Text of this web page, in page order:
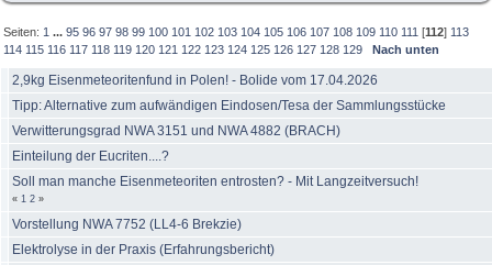
Seiten: 1 ...95 96 97 98 99 100 101 102 103 104 105 106 107 108 109 110 111 [112] 113
114 115 116 117 118 119 120 121 122 123 124 125 126 127 128 129 Nach unten
2,9kg Eisenmeteoritenfund in Polen! - Bolide vom 17.04.2026
Tipp: Alternative zum aufwändigen Eindosen/Tesa der Sammlungsstücke
Verwitterungsgrad NWA 3151 und NWA 4882 (BRACH)
Einteilung der Eucriten....?
Soll man manche Eisenmeteoriten entrosten? - Mit Langzeitversuch!
« 1 2 »
Vorstellung NWA 7752 (LL4-6 Brekzie)
Elektrolyse in der Praxis (Erfahrungsbericht)